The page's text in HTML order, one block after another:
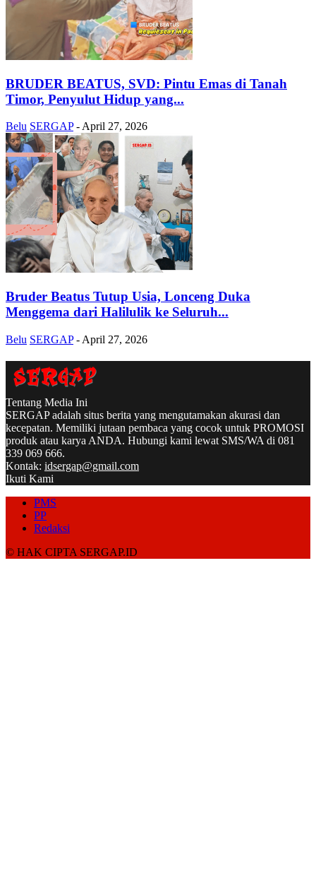
BRUDER BEATUS, SVD: Pintu Emas di Tanah
Timor, Penyulut Hidup yang...
Belu SERGAP - April 27, 2026
Bruder Beatus Tutup Usia, Lonceng Duka
Menggema dari Halilulik ke Seluruh...
Belu SERGAP - April 27, 2026
Tentang Media Ini
SERGAP adalah situs berita yang mengutamakan akurasi dan
kecepatan. Memiliki jutaan pembaca yang cocok untuk PROMOSI
produk atau karya ANDA. Hubungi kami lewat SMS/WA di 081
339 069 666.
Kontak: idsergap@gmail.com
Ikuti Kami
PMS
PP
Redaksi
© HAK CIPTA SERGAP.ID